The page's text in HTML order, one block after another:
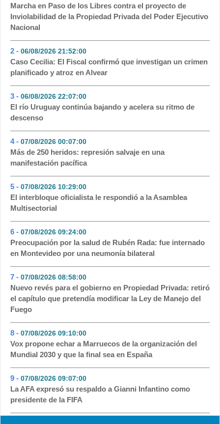
Marcha en Paso de los Libres contra el proyecto de
Inviolabilidad de la Propiedad Privada del Poder Ejecutivo
Nacional
2 - 06/08/2026 21:52:00
Caso Cecilia: El Fiscal confirmó que investigan un crimen
planificado y atroz en Alvear
3 - 06/08/2026 22:07:00
El río Uruguay continúa bajando y acelera su ritmo de
descenso
4 - 07/08/2026 00:07:00
Más de 250 heridos: represión salvaje en una
manifestación pacífica
5 - 07/08/2026 10:29:00
El interbloque oficialista le respondió a la Asamblea
Multisectorial
6 - 07/08/2026 09:24:00
Preocupación por la salud de Rubén Rada: fue internado
en Montevideo por una neumonía bilateral
7 - 07/08/2026 08:58:00
Nuevo revés para el gobierno en Propiedad Privada: retiró
el capítulo que pretendía modificar la Ley de Manejo del
Fuego
8 - 07/08/2026 09:10:00
Vox propone echar a Marruecos de la organización del
Mundial 2030 y que la final sea en España
9 - 07/08/2026 09:07:00
La AFA expresó su respaldo a Gianni Infantino como
presidente de la FIFA